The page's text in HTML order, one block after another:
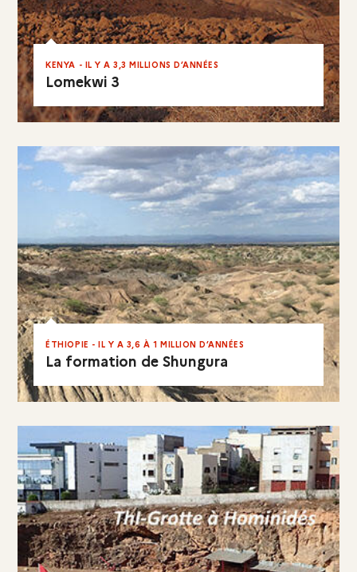
Lomekwi 3
KENYA - IL Y A 3,3 MILLIONS D’ANNÉES
EN RÉSUMÉ
La formation de Shungura
ÉTHIOPIE - IL Y A 3,6 À 1 MILLION D’ANNÉES
EN RÉSUMÉ